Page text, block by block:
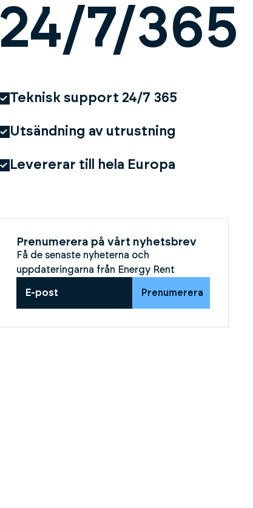
24/7/365
Teknisk support 24/7 365
Utsändning av utrustning
Levererar till hela Europa
Prenumerera på vårt nyhetsbrev
Få de senaste nyheterna och
uppdateringarna från Energy Rent
Prenumerera